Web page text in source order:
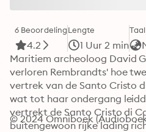
6 Beoordeling
4.2
Lengte
1 Uur 2 min
Taal
Maritiem archeoloog David
verloren Rembrandts' hoe
vertrek van de Santo Cristo
wat tot haar ondergang
vertrekt de Santo Cristo di
buitengewoon rijke lading
© 2024 Omniboek